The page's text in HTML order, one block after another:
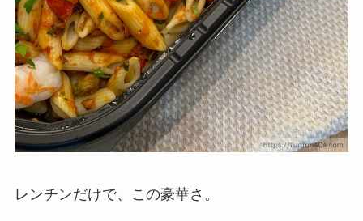
レンチンだけで、この豪華さ。